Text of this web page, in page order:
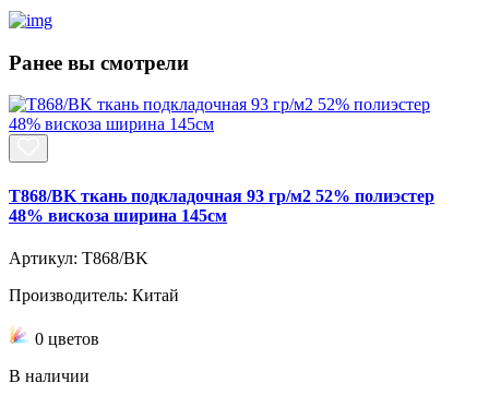
Ранее вы смотрели
T868/BK ткань подкладочная 93 гр/м2 52% полиэстер
48% вискоза ширина 145см
Артикул: T868/BK
Производитель: Китай
0 цветов
В наличии